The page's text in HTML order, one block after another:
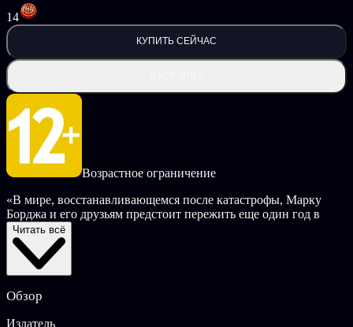
14
КУПИТЬ СЕЙЧАС
Возрастное ограничение
«В мире, восстанавливающемся после катастрофы, Марку
Борджа и его друзьям предстоит пережить еще один год в
старшей школе. Вы будете просыпаться в обычной комнате
подростка, учиться играть на пианино, стараться вовремя
сделать домашку, строить (и разрывать) отношения — в
общем, вспомните о собственных проблемах в старшей школе.
И так до тех пор, пока судьбоносная встреча не запускает
Читать всё
Обзор
Издатель